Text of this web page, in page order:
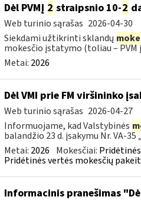
Dėl PVMĮ 2 straipsnio 10-2
Web turinio sąrašas 2026-04-30
Siekdami užtikrinti sklandų
mokesčio įstatymo (toliau – PVM
Metai: 2026
Dėl VMI prie FM viršininko
Web turinio sąrašas 2026-04-27
Informuojame, kad Valstybinės
balandžio 23 d. įsakymu Nr. VA-35
Metai: 2026 Mokesčiai:
Pridėtinės vertės mokesčių
Informacinis pranešimas